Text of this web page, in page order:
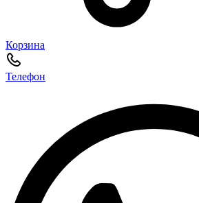
Корзина
Телефон